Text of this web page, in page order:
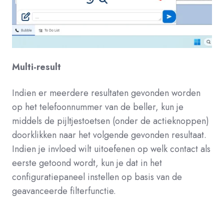
Multi-result
Indien er meerdere resultaten gevonden worden
op het telefoonnummer van de beller, kun je
middels de pijltjestoetsen (onder de actieknoppen)
doorklikken naar het volgende gevonden resultaat.
Indien je invloed wilt uitoefenen op welk contact als
eerste getoond wordt, kun je dat in het
configuratiepaneel instellen op basis van de
geavanceerde filterfunctie.